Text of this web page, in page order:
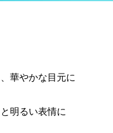
華やかな目元に
明るい表情に